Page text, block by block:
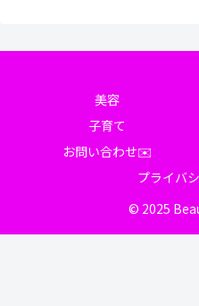
美容
子育て
お問い合わせ✉️
プライバ
© 2025